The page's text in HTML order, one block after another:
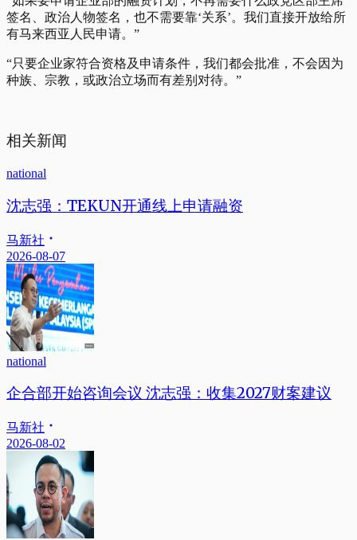
签名、政治人物签名，也不需要靠‘关系’。我们直接开放给所
有马来西亚人民申请。”
“只要企业家符合资格及申请条件，我们都会批准，不会因为
种族、宗教，或政治立场而有差别对待。”
相关新闻
national
沈志强：TEKUN开通线上申请融资
马新社
2026-08-07
national
企合部开始咨询会议 沈志强：收集2027财案建议
马新社
2026-08-02